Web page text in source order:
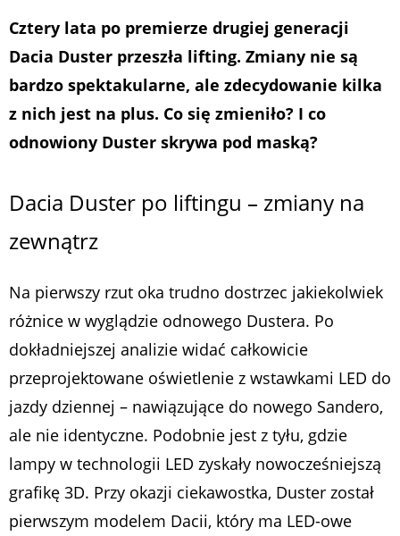
Cztery lata po premierze drugiej generacji
Dacia Duster przeszła lifting. Zmiany nie są
bardzo spektakularne, ale zdecydowanie kilka
z nich jest na plus. Co się zmieniło? I co
odnowiony Duster skrywa pod maską?
Dacia Duster po liftingu – zmiany na
zewnątrz
Na pierwszy rzut oka trudno dostrzec jakiekolwiek
różnice w wyglądzie odnowego Dustera. Po
dokładniejszej analizie widać całkowicie
przeprojektowane oświetlenie z wstawkami LED do
jazdy dziennej – nawiązujące do nowego Sandero,
ale nie identyczne. Podobnie jest z tyłu, gdzie
lampy w technologii LED zyskały nowocześniejszą
grafikę 3D. Przy okazji ciekawostka, Duster został
pierwszym modelem Dacii, który ma LED-owe